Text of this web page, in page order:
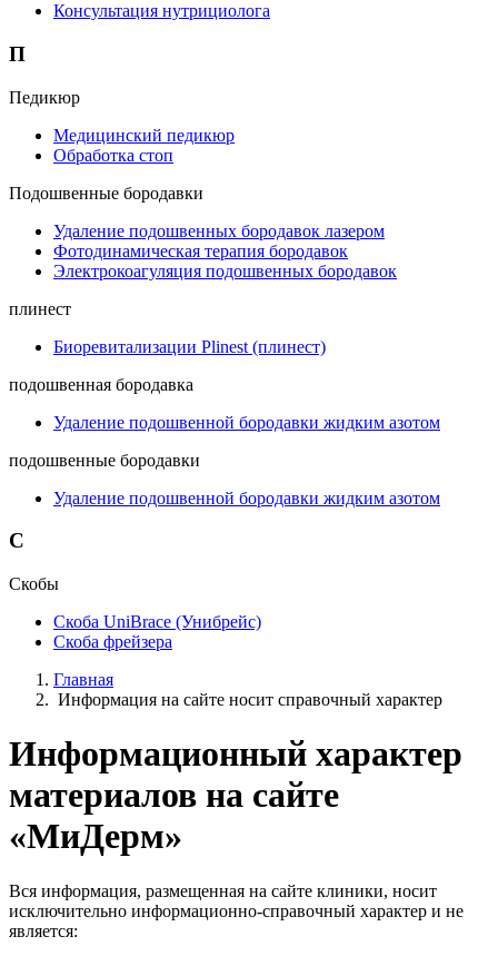
Консультация нутрициолога
П
Педикюр
Медицинский педикюр
Обработка стоп
Подошвенные бородавки
Удаление подошвенных бородавок лазером
Фотодинамическая терапия бородавок
Электрокоагуляция подошвенных бородавок
плинест
Биоревитализации Plinest (плинест)
подошвенная бородавка
Удаление подошвенной бородавки жидким азотом
подошвенные бородавки
Удаление подошвенной бородавки жидким азотом
С
Скобы
Скоба UniBrace (Унибрейс)
Скоба фрейзера
Главная
Информация на сайте носит справочный характер
Информационный характер
материалов на сайте
«МиДерм»
Вся информация, размещенная на сайте клиники, носит
исключительно информационно-справочный характер и не
является: